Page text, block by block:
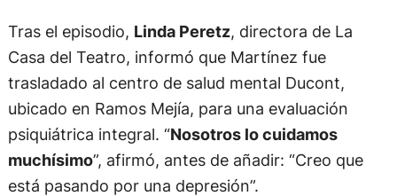
Tras el episodio, Linda Peretz, directora de La
Casa del Teatro, informó que Martínez fue
trasladado al centro de salud mental Ducont,
ubicado en Ramos Mejía, para una evaluación
psiquiátrica integral. “Nosotros lo cuidamos
muchísimo”, afirmó, antes de añadir: “Creo que
está pasando por una depresión”.